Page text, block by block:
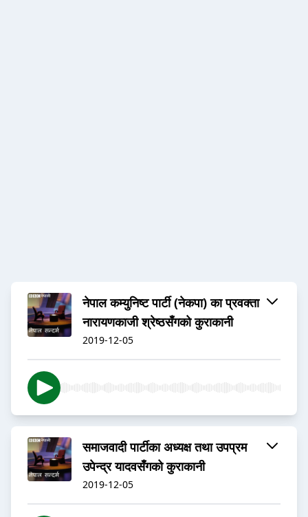
नेपाल कम्युनिष्ट पार्टी (नेकपा) का प्रवक्ता
नारायणकाजी श्रेष्ठसँगको कुराकानी
2019-12-05
समाजवादी पार्टीका अध्यक्ष तथा उपप्रम
उपेन्द्र यादवसँगको कुराकानी
2019-12-05